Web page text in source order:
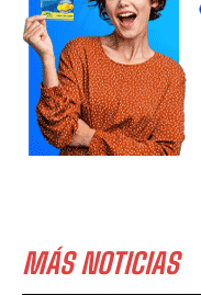
MÁS NOTICIAS